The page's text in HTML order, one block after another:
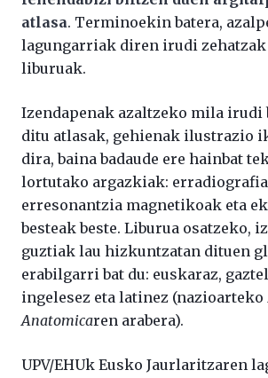
atlasa. Terminoekin batera,
lagungarriak diren irudi zehatzak
liburuak.
Izendapenak azaltzeko mila irudi
ditu atlasak, gehienak ilustrazio
dira, baina badaude ere hainbat
lortutako argazkiak:
erresonantzia magnetikoak eta
besteak beste. Liburua osatzeko,
guztiak lau hizkuntzatan dituen
erabilgarri bat du: euskaraz,
ingelesez eta latinez (nazioarteko
Anatomicaren arabera).
UPV/EHUk Eusko Jaurlaritzaren